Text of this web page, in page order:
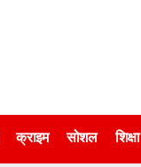
क्राइम सोशल शिक्षा